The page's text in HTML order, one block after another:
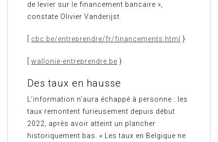
de levier sur le financement bancaire »,
constate Olivier Vanderijst.
cbc.be/entreprendre/fr/financements.html }
wallonie-entreprendre.be }
Des taux en hausse
L’information n’aura échappé à personne : les
taux remontent furieusement depuis début
2022, après avoir atteint un plancher
historiquement bas. « Les taux en Belgique ne